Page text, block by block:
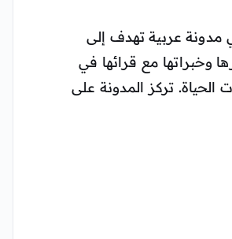
مدونة عربية تهدف إلى
وخبراتها مع قرائها في
الحياة. تركز المدونة على